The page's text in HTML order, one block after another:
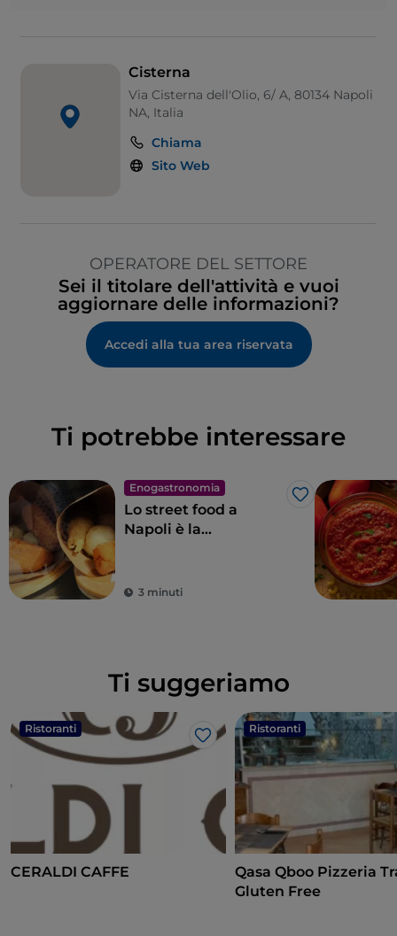
Cisterna
Via Cisterna dell'Olio, 6/ A, 80134 Napoli
NA, Italia
Chiama
Sito Web
OPERATORE DEL SETTORE
Sei il titolare dell'attività e vuoi
aggiornare delle informazioni?
Accedi alla tua area riservata
Ti potrebbe interessare
Enogastronomia
Like
Lo street food a
Napoli è la
palato
3 minuti
Ti suggeriamo
Ristoranti
Like
CERALDI CAFFE
Ristoranti
Qasa Qboo Pizzeria
Gluten Free